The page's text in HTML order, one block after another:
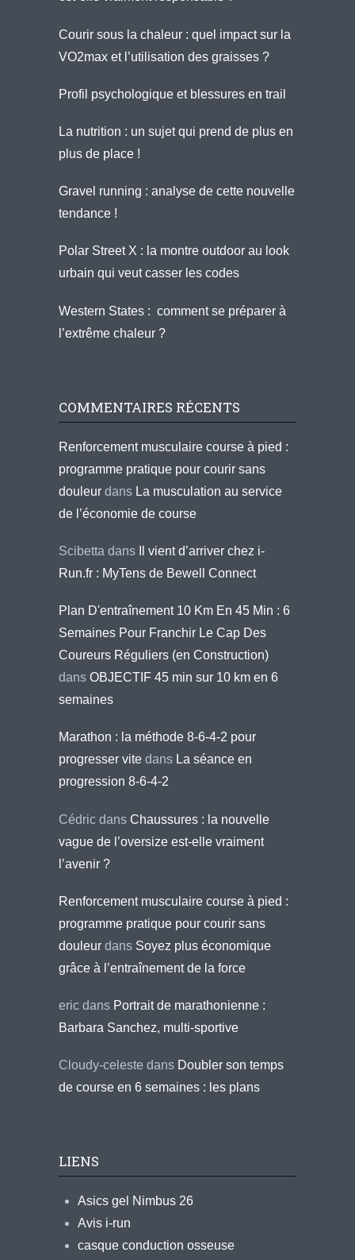
Courir sous la chaleur : quel impact sur la
VO2max et l’utilisation des graisses ?
Profil psychologique et blessures en trail
La nutrition : un sujet qui prend de plus en
plus de place !
Gravel running : analyse de cette nouvelle
tendance !
Polar Street X : la montre outdoor au look
urbain qui veut casser les codes
Western States : comment se préparer à
l’extrême chaleur ?
COMMENTAIRES RÉCENTS
Renforcement musculaire course à pied :
programme pratique pour courir sans
douleur dans La musculation au service
de l’économie de course
Scibetta dans
Il vient d’arriver chez i-
Run.fr : MyTens de Bewell Connect
Plan D'entraînement 10 Km En 45 Min : 6
Semaines Pour Franchir Le Cap Des
Coureurs Réguliers (en Construction)
dans OBJECTIF 45 min sur 10 km en 6
semaines
Marathon : la méthode 8-6-4-2 pour
progresser vite dans La séance en
progression 8-6-4-2
Cédric dans Chaussures : la nouvelle
vague de l’oversize est-elle vraiment
l’avenir ?
Renforcement musculaire course à pied :
programme pratique pour courir sans
douleur dans Soyez plus économique
grâce à l’entraînement de la force
eric dans Portrait de marathonienne :
Barbara Sanchez, multi-sportive
Cloudy-celeste dans Doubler son temps
de course en 6 semaines : les plans
LIENS
Asics gel Nimbus 26
Avis i-run
casque conduction osseuse